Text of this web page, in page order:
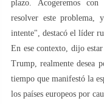
plazo. Acogeremos con
resolver este problema,
intente", destacó el líder
En ese contexto, dijo
Trump, realmente desea
tiempo que manifestó la
los países europeos por